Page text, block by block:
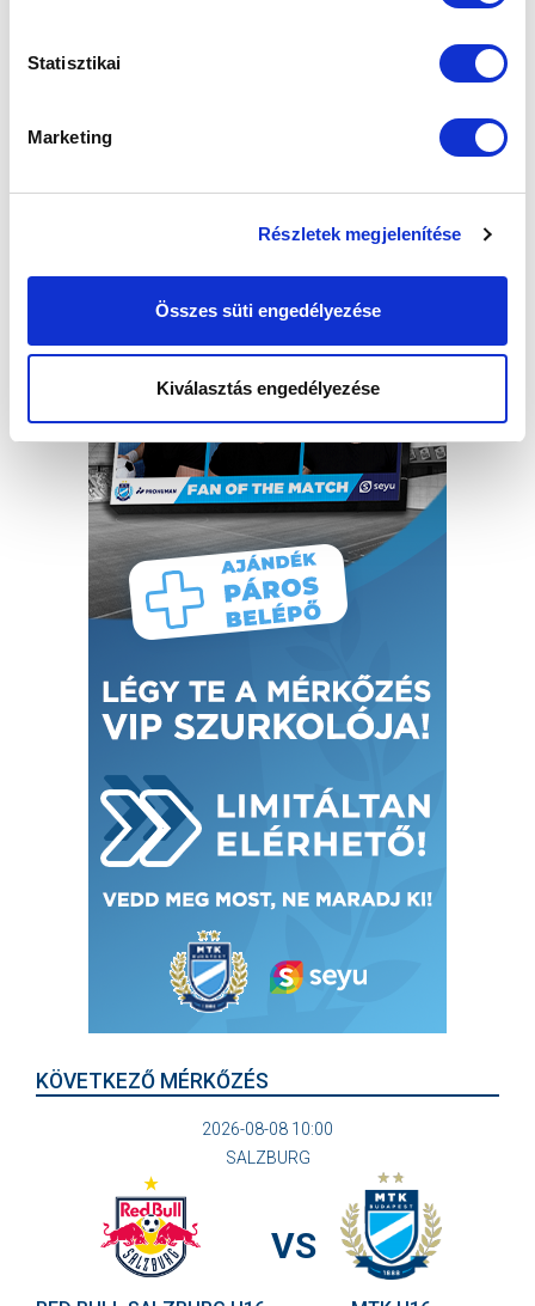
Statisztikai
Marketing
Részletek megjelenítése
Összes süti engedélyezése
Kiválasztás engedélyezése
KÖVETKEZŐ MÉRKŐZÉS
2026-08-08 10:00
SALZBURG
VS